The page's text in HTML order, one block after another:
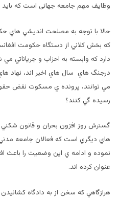
وظایف مهم جامعه جهانی است که باید
حالا با توجه به مصلحت انديشي هاي
كه بخش كلاني از دستگاه حكومت
دارد كه وابسته به احزاب و جرياناتي
درجنگ هاي سال هاي اخير اند، نهاد
مي توانند، پرونده ي مسكوت نقض
رسيده گي كنند؟
گسترش روز افزون بحران و قانون
هاي ديگري است كه فعالان جامعه مدني
نموده و ادامه ي اين وضعيت را
عنوان كرده اند.
هرازگاهي كه سخن از به دادگاه